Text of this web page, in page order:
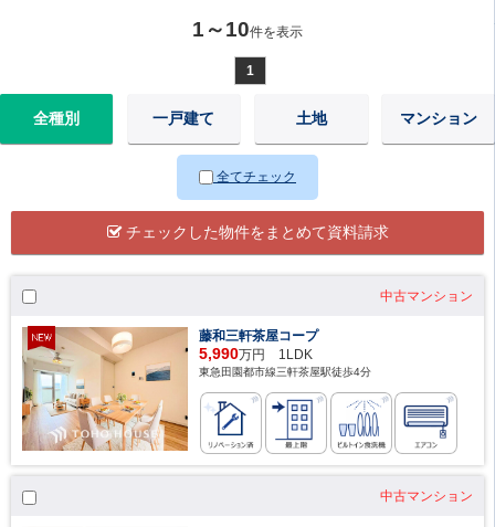
1～10件を表示
1
全種別 一戸建て 土地 マンション
全てチェック
チェックした物件をまとめて資料請求
中古マンション
藤和三軒茶屋コープ
5,990万円 1LDK
東急田園都市線三軒茶屋駅徒歩4分
中古マンション